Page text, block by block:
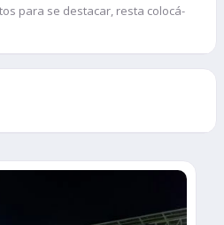
para se destacar, resta colocá-